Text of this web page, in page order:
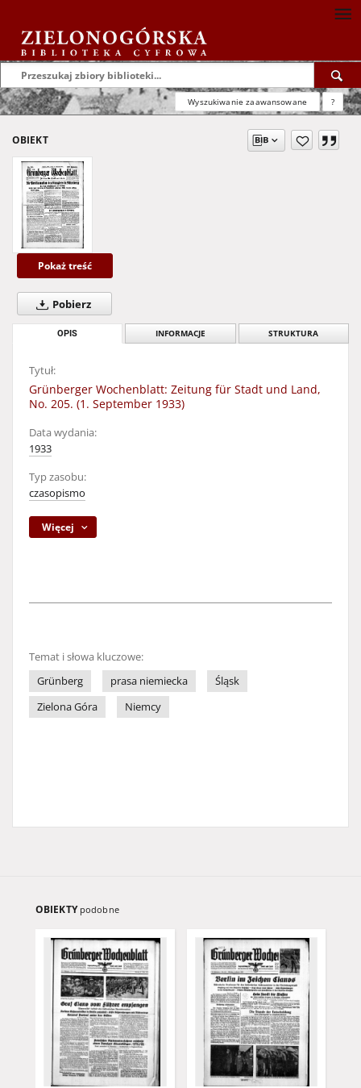
Wyszukiwanie zaawansowane ?
OBIEKT
Pokaż treść
Pobierz
OPIS INFORMACJE STRUKTURA
Tytuł:
Grünberger Wochenblatt: Zeitung für Stadt und Land,
No. 205. (1. September 1933)
Data wydania:
1933
Typ zasobu:
czasopismo
Więcej
Temat i słowa kluczowe:
Grünberg
prasa niemiecka
Śląsk
Zielona Góra
Niemcy
OBIEKTY podobne